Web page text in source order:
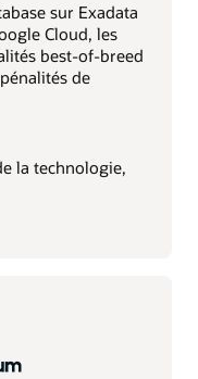
sur Exadata
Cloud, les
best-of-breed
de
la technologie,